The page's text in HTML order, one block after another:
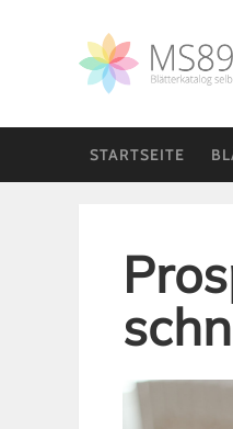
STARTSEITE